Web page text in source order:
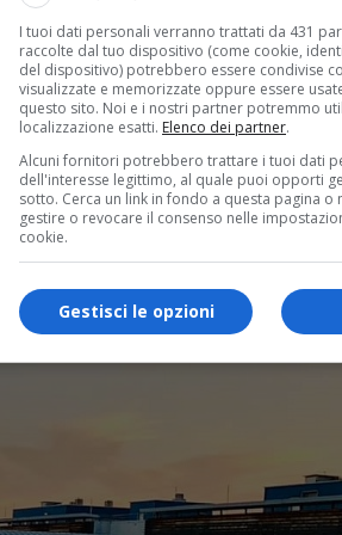
Immagini e parole al
e parole al servizio del dono” Una
I tuoi dati personali verranno trattati da 431
raccolte dal tuo dispositivo (come cookie,
del dispositivo) potrebbero essere condivise
visualizzate e memorizzate oppure essere
questo sito. Noi e i nostri partner potremmo
localizzazione esatti. Elenco dei partner.
Alcuni fornitori potrebbero trattare i tuoi dati
dell'interesse legittimo, al quale puoi opporti
sotto. Cerca un link in fondo a questa pagina o
gestire o revocare il consenso nelle
cookie.
Gestisci le opzioni